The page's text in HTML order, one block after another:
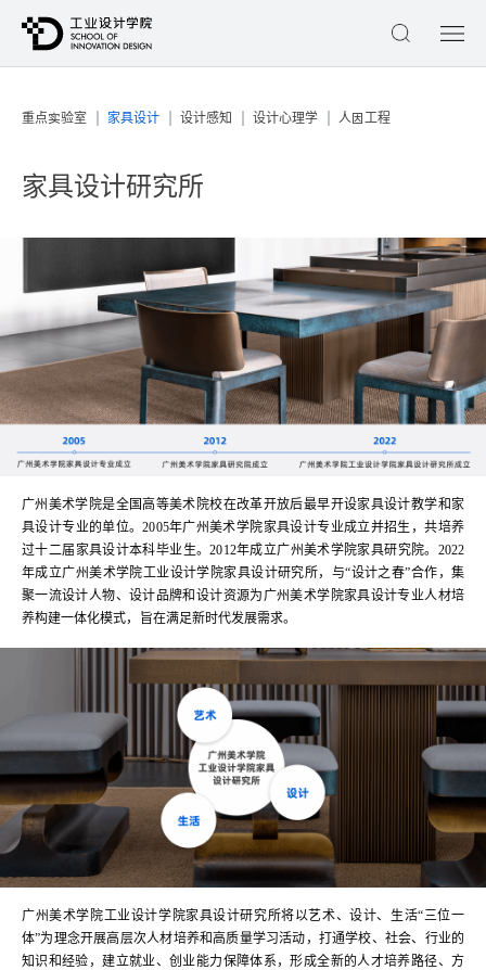
重点实验室 ｜ 家具设计 ｜ 设计感知 ｜ 设计心理学 ｜ 人因工程
家具设计研究所
广州美术学院是全国高等美术院校在改革开放后最早开设家具设计教学和家
具设计专业的单位。2005年广州美术学院家具设计专业成立并招生，共培养
过十二届家具设计本科毕业生。2012年成立广州美术学院家具研究院。2022
年成立广州美术学院工业设计学院家具设计研究所，与“设计之春”合作，集
聚一流设计人物、设计品牌和设计资源为广州美术学院家具设计专业人材培
养构建一体化模式，旨在满足新时代发展需求。
广州美术学院工业设计学院家具设计研究所将以艺术、设计、生活“三位一
体”为理念开展高层次人材培养和高质量学习活动，打通学校、社会、行业的
知识和经验，建立就业、创业能力保障体系，形成全新的人才培养路径、方